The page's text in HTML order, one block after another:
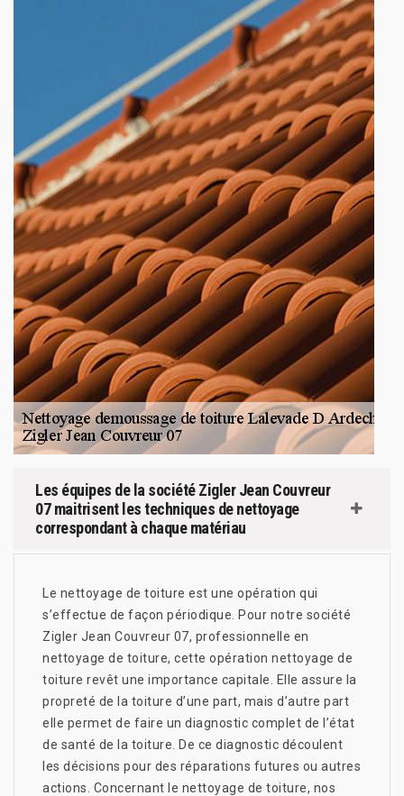
Les équipes de la société Zigler Jean Couvreur
07 maitrisent les techniques de nettoyage
correspondant à chaque matériau
Le nettoyage de toiture est une opération qui
s’effectue de façon périodique. Pour notre société
Zigler Jean Couvreur 07, professionnelle en
nettoyage de toiture, cette opération nettoyage de
toiture revêt une importance capitale. Elle assure la
propreté de la toiture d’une part, mais d’autre part
elle permet de faire un diagnostic complet de l’état
de santé de la toiture. De ce diagnostic découlent
les décisions pour des réparations futures ou autres
actions. Concernant le nettoyage de toiture, nos